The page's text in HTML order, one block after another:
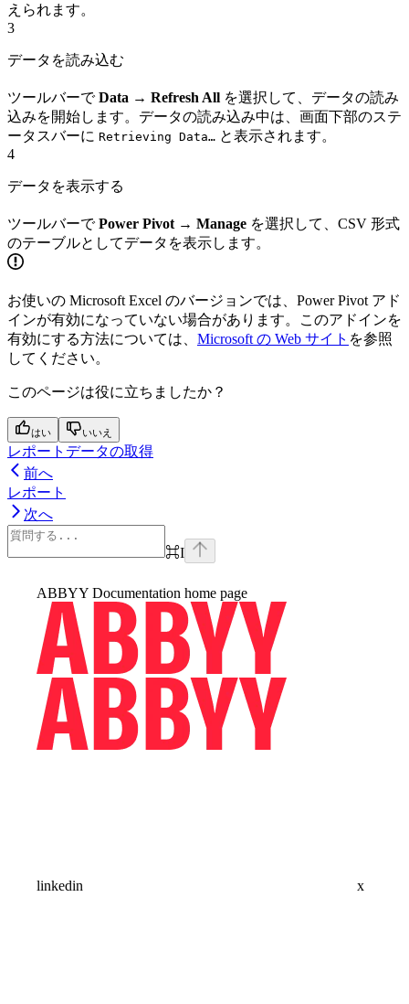
えられます。
3
データを読み込む
ツールバーでData → Refresh All を選択して、データの読み
込みを開始します。データの読み込み中は、画面下部のステ
ータスバーに Retrieving Data… と表示されます。
4
データを表示する
ツールバーでPower Pivot → Manage を選択して、CSV 形式
のテーブルとしてデータを表示します。
お使いの Microsoft Excel のバージョンでは、Power Pivot アド
インが有効になっていない場合があります。このアドインを
有効にする方法については、 Microsoft の Web サイト を参照
してください。
このページは役に立ちましたか？
はい いいえ
レポートデータの取得
前へ
レポート
次へ
⌘I
ABBYY Documentation home page
linkedin x